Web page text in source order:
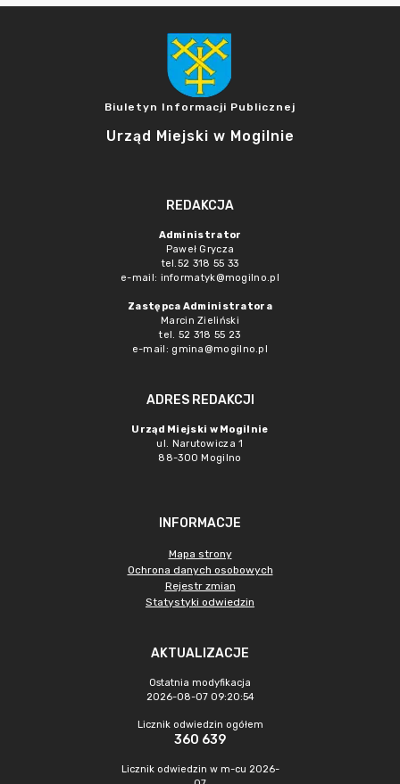
Biuletyn Informacji Publicznej
Urząd Miejski w Mogilnie
REDAKCJA
Administrator
Paweł Grycza
tel.52 318 55 33
e-mail: informatyk@mogilno.pl
Zastępca Administratora
Marcin Zieliński
tel. 52 318 55 23
e-mail: gmina@mogilno.pl
ADRES REDAKCJI
Urząd Miejski w Mogilnie
ul. Narutowicza 1
88-300 Mogilno
INFORMACJE
Mapa strony
Ochrona danych osobowych
Rejestr zmian
Statystyki odwiedzin
AKTUALIZACJE
Ostatnia modyfikacja
2026-08-07 09:20:54
Licznik odwiedzin ogółem
360 639
Licznik odwiedzin w m-cu 2026-